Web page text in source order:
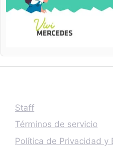
Staff
Términos de servicio
Política de Privacidad y